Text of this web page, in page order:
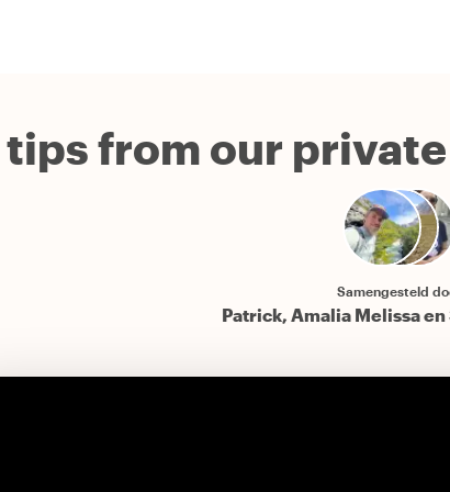
tips from our
Samengesteld
Patrick, Amalia Melissa